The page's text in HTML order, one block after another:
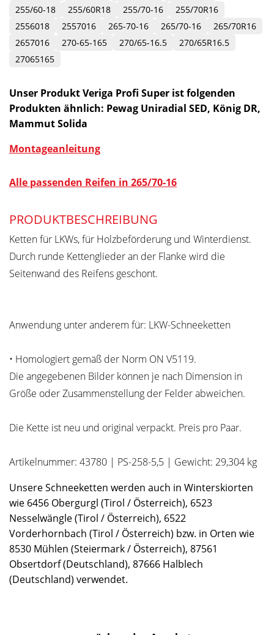
255/60-18
255/60R18 255/70-16
255/70R16
2556018
2557016 265-70-16 265/70-16
265/70R16
2657016
270-65-165 270/65-16.5
270/65R16.5
27065165
Unser Produkt Veriga Profi Super ist folgenden
Produkten ähnlich: Pewag Uniradial SED, König DR,
Mammut Solida
Montageanleitung
Alle passenden Reifen in 265/70-16
PRODUKTBESCHREIBUNG
Ketten für LKWs, für Holzbeförderung und Winterdienst.
Durch runde Kettenglieder an der Flanke wird die
Seitenwand des Reifens geschont.
Anwendung unter anderem für: LKW-Schneeketten
• Homologiert gemäß der Norm ON V5119.
Die angegebenen Bilder können je nach Dimension in
Größe oder Zusammenstellung der Felder abweichen.
Die Kette ist neu und original verpackt. Preis pro Paar.
Artikelnummer: 43780 | PS-258-5,5 | Gewicht: 29,304 kg
Unsere Schneeketten werden auch in Winterskiorten
wie 6456 Obergurgl (Tirol / Österreich), 6523
Nesselwängle (Tirol / Österreich), 6522
Vorderhornbach (Tirol / Österreich) bzw. in Orten wie
8530 Mühlen (Steiermark / Österreich), 87561
Obsertdorf (Deutschland), 87666 Halblech
(Deutschland) verwendet.